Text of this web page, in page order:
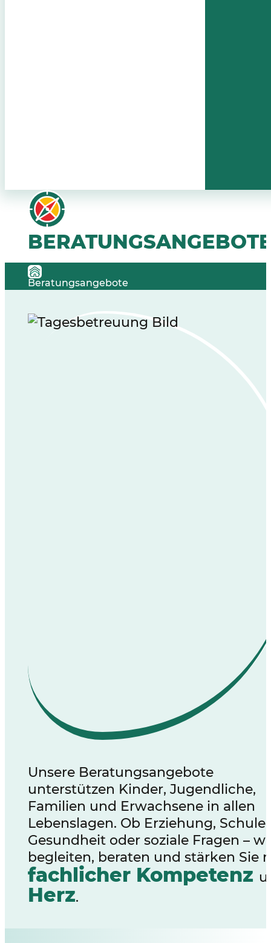
Beratungsangebote
Unsere Beratungsangebote
unterstützen Kinder, Jugendliche,
Familien und Erwachsene in allen
Lebenslagen. Ob Erziehung, Schule,
Gesundheit oder soziale Fragen –
begleiten, beraten und stärken Sie
fachlicher Kompetenz
Herz.